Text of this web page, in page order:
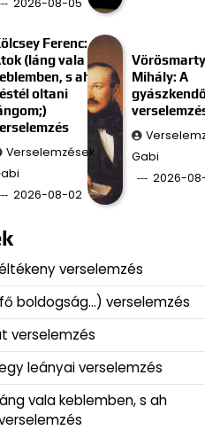
Ferenc:
(láng vala
s ah
oltani
Verselemzések
2026-08-02
Vörösmarty
Mihály: A
Gabi
2026-
verselemzés
boldogság…) verselemzés
verselemzés
leányai verselemzés
vala keblemben, s ah